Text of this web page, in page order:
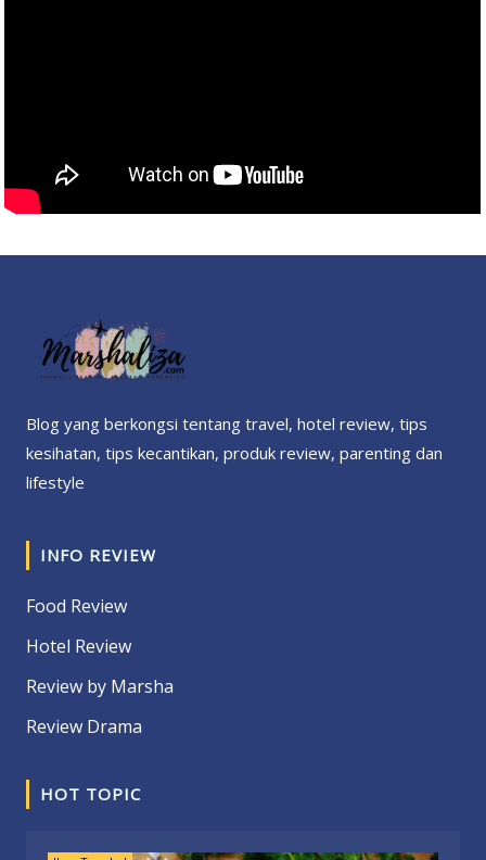
Blog yang berkongsi tentang travel, hotel review, tips
kesihatan, tips kecantikan, produk review, parenting dan
lifestyle
INFO REVIEW
Food Review
Hotel Review
Review by Marsha
Review Drama
HOT TOPIC